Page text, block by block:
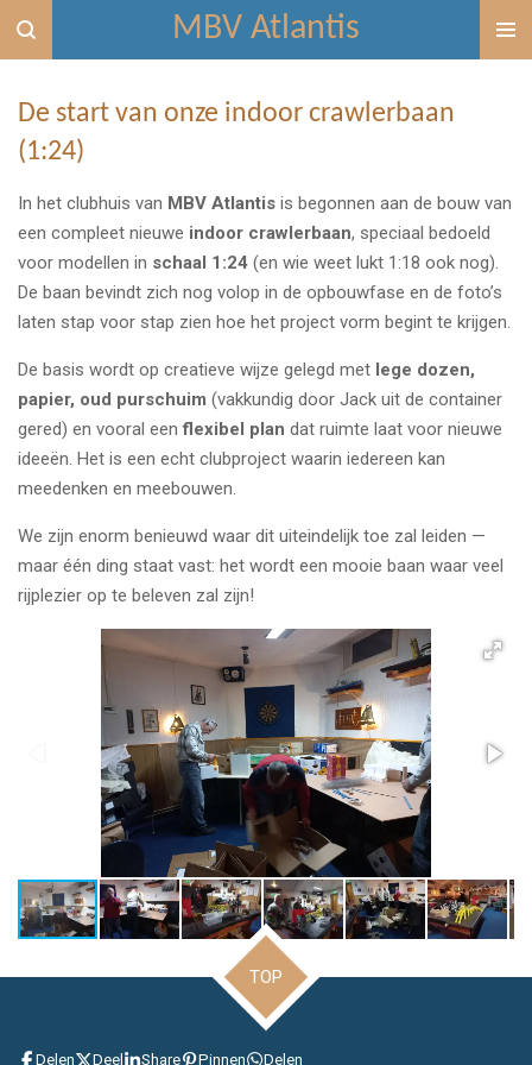
Ga
direct
de
hoofdinhoud
MBV Atlantis
De start van onze indoor crawlerbaan
(1:24)
In het clubhuis van MBV Atlantis is begonnen aan de bouw van
een compleet nieuwe indoor crawlerbaan, speciaal bedoeld
voor modellen in schaal 1:24 (en wie weet lukt 1:18 ook nog).
De baan bevindt zich nog volop in de opbouwfase en de foto’s
laten stap voor stap zien hoe het project vorm begint te krijgen.
De basis wordt op creatieve wijze gelegd met lege dozen,
papier, oud purschuim (vakkundig door Jack uit de container
gered) en vooral eenflexibel plan dat ruimte laat voor nieuwe
ideeën. Het is een echt clubproject waarin iedereen kan
meedenken en meebouwen.
We zijn enorm benieuwd waar dit uiteindelijk toe zal leiden —
maar één ding staat vast: het wordt een mooie baan waar veel
rijplezier op te beleven zal zijn!
TOP
Delen Deel Share Pinnen Delen